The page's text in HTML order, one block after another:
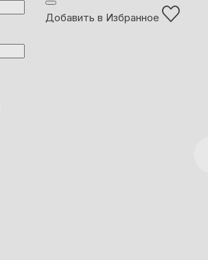
Добавить в Избранное